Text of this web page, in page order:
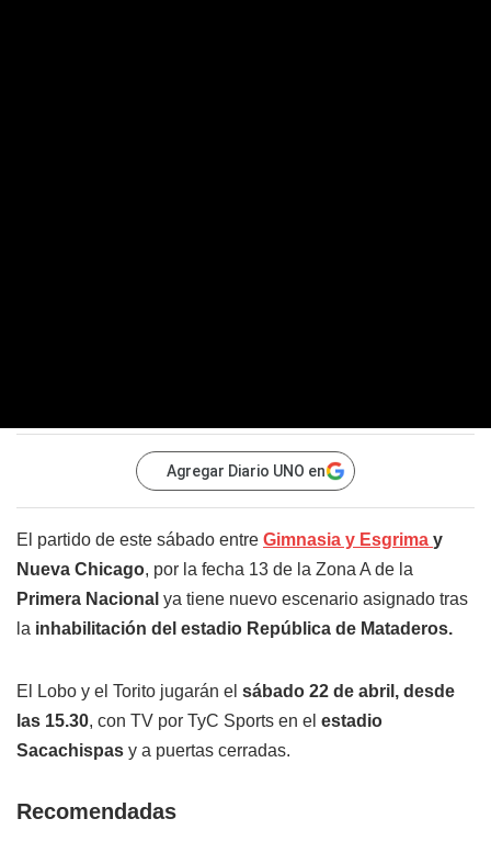
Agregar Diario UNO en
El partido de este sábado entre Gimnasia y Esgrima y
Nueva Chicago, por la fecha 13 de la Zona A de la
Primera Nacional ya tiene nuevo escenario asignado tras
la inhabilitación del estadio República de Mataderos.
El Lobo y el Torito jugarán el sábado 22 de abril, desde
las 15.30, con TV por TyC Sports en el estadio
Sacachispas y a puertas cerradas.
Recomendadas